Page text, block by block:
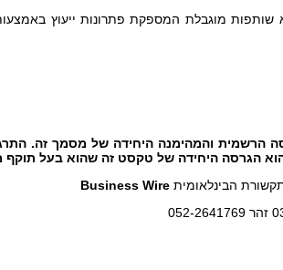
שותפות מוגבלת המספקת פתרונות ייעוץ
הרשמית והמהימנה היחידה של מסמך זה.
הגרסה היחידה של טקסט זה שהוא בעל תוקף
הבינלאומיתBusiness Wire